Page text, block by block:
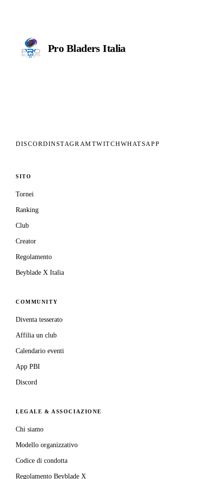
Pro BladersItalia
DISCORDINSTAGRAM TWITCHWHATSAPP
SITO
Tornei
Ranking
Club
Creator
Regolamento
Beyblade X Italia
COMMUNITY
Diventa tesserato
Affilia un club
Calendario eventi
App PBI
Discord
LEGALE & ASSOCIAZIONE
Chi siamo
Modello organizzativo
Codice di condotta
Regolamento Beyblade X